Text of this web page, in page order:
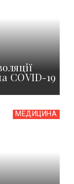
COVID-19
МЕДИЦИНА